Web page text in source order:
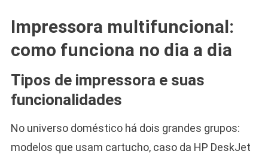
Impressora multifuncional:
como funciona no dia a dia
Tipos de impressora e suas
funcionalidades
No universo doméstico há dois grandes grupos:
modelos que usam cartucho, caso da HP DeskJet